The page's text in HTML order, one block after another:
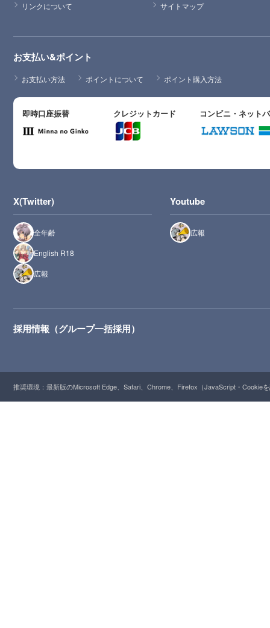
リンクについて
サイトマップ
お支払い&ポイント
お支払い方法 ポイントについて ポイント購入方法
即時口座振替 クレジットカード コンビニ・ネット
X(Twitter)
全年齢
English R18
広報
Youtube
広報
採用情報（グループ一括採用）
推奨環境：最新版のMicrosoft Edge、Safari、Chrome、Firefox（JavaScript・Cookie